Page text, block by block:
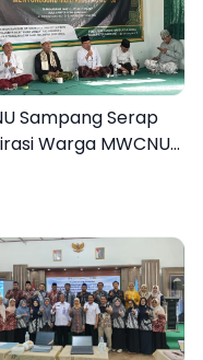
Sampang Serap
Warga MWCNU